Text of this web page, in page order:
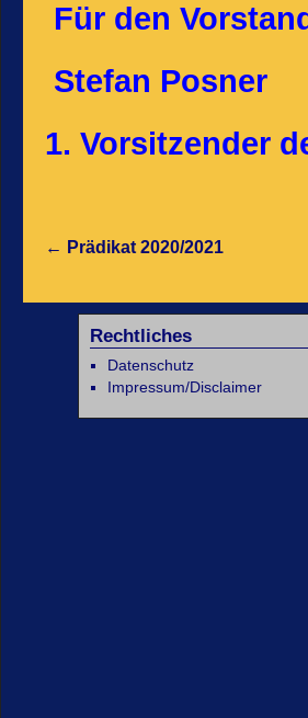
Für den
Stefan Posner
1. Vorsitzender
← Prädikat 2020/2021
Rechtliches
Datenschutz
Impressum/Disclaimer